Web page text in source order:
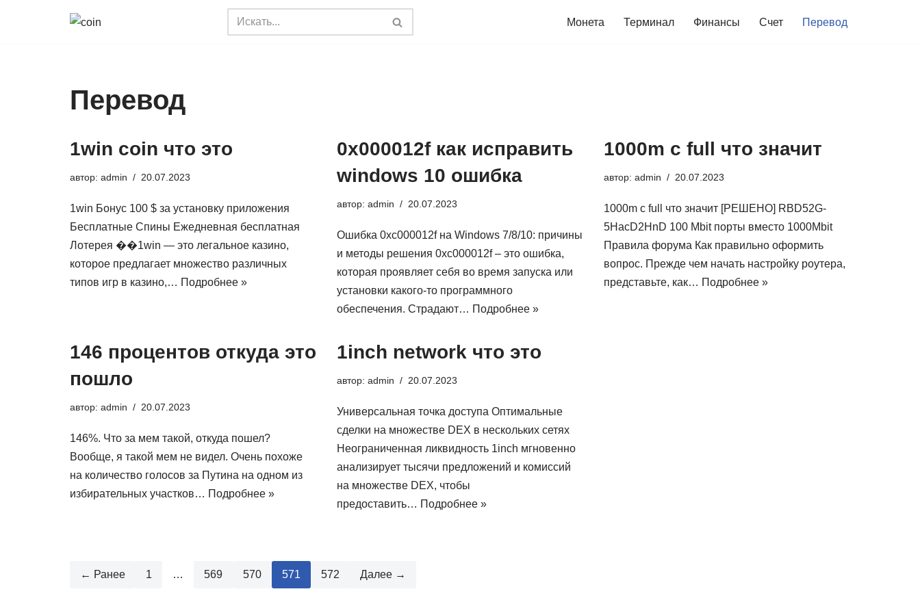
Монета Терминал Финансы Счет Перевод
Перевод
1win coin что это
автор: admin 20.07.2023
1win Бонус 100 $ за установку приложения
Бесплатные Спины Ежедневная бесплатная
Лотерея ��1win — это легальное казино,
которое предлагает множество различных
типов игр в казино,… Подробнее »
0х000012f как исправить
windows 10 ошибка
автор: admin 20.07.2023
Ошибка 0xc000012f на Windows 7/8/10: причины
и методы решения 0xc000012f – это ошибка,
которая проявляет себя во время запуска или
установки какого-то программного
обеспечения. Страдают… Подробнее »
1000m c full что значит
автор: admin 20.07.2023
1000m c full что значит [РЕШЕНО] RBD52G-
5HacD2HnD 100 Mbit порты вместо 1000Mbit
Правила форума Как правильно оформить
вопрос. Прежде чем начать настройку роутера,
представьте, как… Подробнее »
146 процентов откуда это
пошло
автор: admin 20.07.2023
146%. Что за мем такой, откуда пошел?
Вообще, я такой мем не видел. Очень похоже
на количество голосов за Путина на одном из
избирательных участков… Подробнее »
1inch network что это
автор: admin 20.07.2023
Универсальная точка доступа Оптимальные
сделки на множестве DEX в нескольких сетях
Неограниченная ликвидность 1inch мгновенно
анализирует тысячи предложений и комиссий
на множестве DEX, чтобы
предоставить… Подробнее »
← Ранее 1 … 569 570 571 572 Далее →